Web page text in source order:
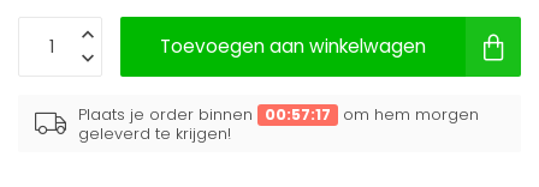
Toevoegen aan winkelwagen
Plaats je order binnen 00:57:17
om hem morgen
geleverd te krijgen!